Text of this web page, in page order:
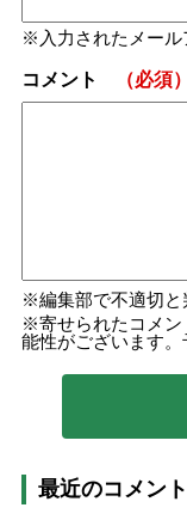
入力されたメー
コメント （必須）
編集部で不適切と
寄せられたコメ
能性がございます。
最近のコメント